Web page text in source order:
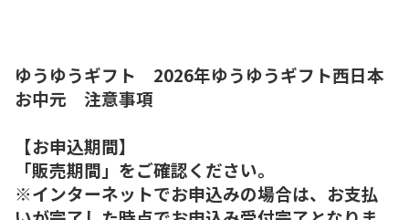
ゆうゆうギフト 2026年ゆうゆうギフト西日本
お中元 注意事項
【お申込期間】
「販売期間」をご確認ください。
※インターネットでお申込みの場合は、お支払